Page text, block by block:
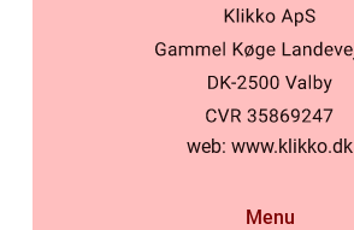
web: www.klikko.dk
Menu